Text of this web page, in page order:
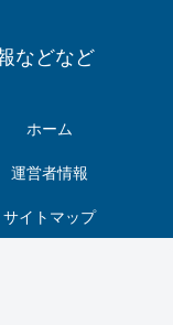
などなど
ホーム
運営者情報
サイトマップ